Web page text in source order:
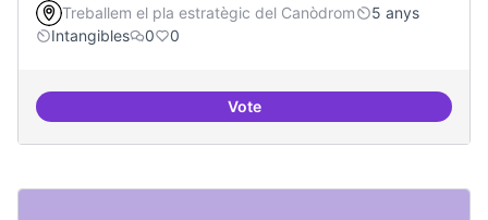
Treballem el pla estratègic del Canòdrom
5 anys
Intangibles
0 0
VotePunt de defensa de Drets Digitals